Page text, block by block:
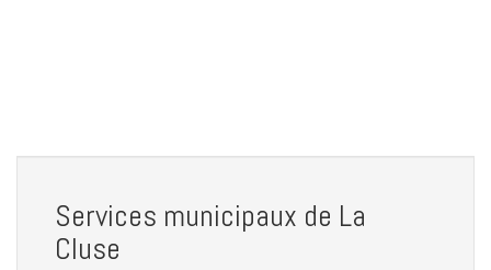
Services municipaux de La
Cluse